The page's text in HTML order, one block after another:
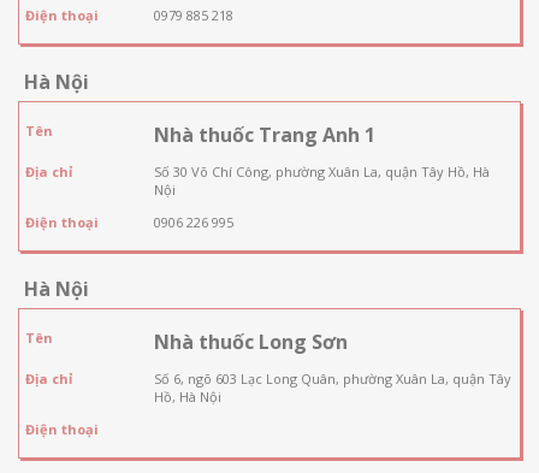
Điện thoại
0979 885 218
Hà Nội
Tên Nhà thuốc Trang Anh 1
Địa chỉ
Số 30 Võ Chí Công, phường Xuân La, quận Tây Hồ, Hà
Nội
Điện thoại
0906 226 995
Hà Nội
Tên Nhà thuốc Long Sơn
Địa chỉ
Số 6, ngõ 603 Lạc Long Quân, phường Xuân La, quận Tây
Hồ, Hà Nội
Điện thoại